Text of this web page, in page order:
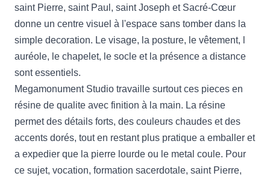
saint Pierre, saint Paul, saint Joseph et Sacré-Cœur
donne un centre visuel à l'espace sans tomber dans la
simple decoration. Le visage, la posture, le vêtement, l
auréole, le chapelet, le socle et la présence a distance
sont essentiels.
Megamonument Studio travaille surtout ces pieces en
résine de qualite avec finition à la main. La résine
permet des détails forts, des couleurs chaudes et des
accents dorés, tout en restant plus pratique a emballer et
a expedier que la pierre lourde ou le metal coule. Pour
ce sujet, vocation, formation sacerdotale, saint Pierre,